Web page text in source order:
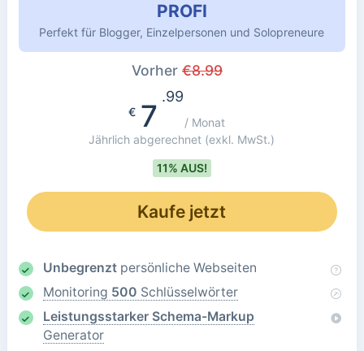
PROFI
Perfekt für Blogger, Einzelpersonen und Solopreneure
Vorher €8.99
€7
.99
/ Monat
Jährlich abgerechnet (exkl. MwSt.)
11% AUS!
Kaufe jetzt
Unbegrenztpersönliche Webseiten
Monitoring 500 Schlüsselwörter
Leistungsstarker Schema-Markup
Generator